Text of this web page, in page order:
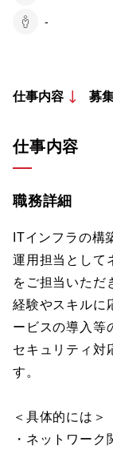
-
仕事内容 募
仕事内容
職務詳細
ITインフラの構
運用担当として
をご担当いただ
経験やスキルに
ービスの導入等
セキュリティ対
す。
＜具体的には＞
・ネットワー